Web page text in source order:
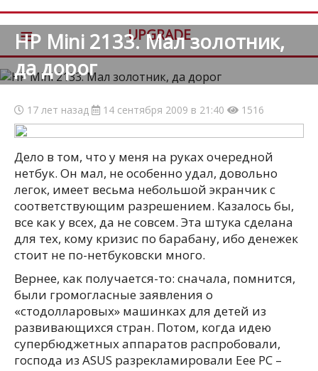
≡ UPGRADE
HP Mini 2133. Мал золотник,
да дорог
17 лет назад 14 сентября 2009 в 21:40 1516
Дело в том, что у меня на руках очередной
нетбук. Он мал, не особенно удал, довольно
легок, имеет весьма небольшой экранчик с
соответствующим разрешением. Казалось бы,
все как у всех, да не совсем. Эта штука сделана
для тех, кому кризис по барабану, ибо денежек
стоит не по-нетбуковски много.
Вернее, как получается-то: сначала, помнится,
были громогласные заявления о
«стодолларовых» машинках для детей из
развивающихся стран. Потом, когда идею
супербюджетных аппаратов распробовали,
господа из ASUS разрекламировали Eee PC –